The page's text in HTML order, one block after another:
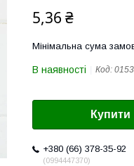
5,36 ₴
Мінімальна сума
В наявності Код:
Купити
+380 (66) 378-35-92
0994447370